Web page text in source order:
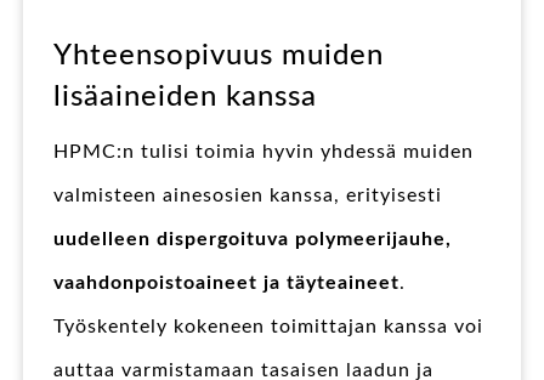
Yhteensopivuus muiden
lisäaineiden kanssa
HPMC:n tulisi toimia hyvin yhdessä muiden
valmisteen ainesosien kanssa, erityisesti
uudelleen dispergoituva polymeerijauhe,
vaahdonpoistoaineet ja täyteaineet.
Työskentely kokeneen toimittajan kanssa voi
auttaa varmistamaan tasaisen laadun ja